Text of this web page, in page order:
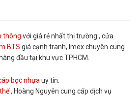
thông với giá rẻ nhất thị trường , cửa
BTS giá cạnh tranh, Imex chuyên cung
hàng đầu tại khu vực TPHCM.
bọc nhựa uy tín.
, Hoàng Nguyên cung cấp dịch vụ